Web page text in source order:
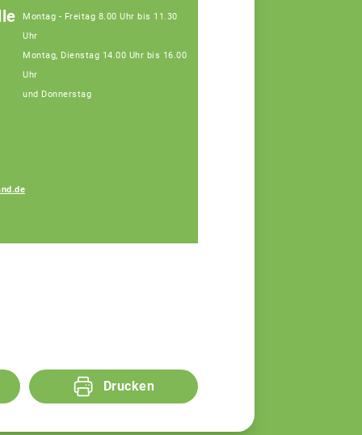
Montag - Freitag 8.00 Uhr bis 11.30
Uhr
Montag, Dienstag 14.00 Uhr bis 16.00
Uhr
und Donnerstag
Drucken